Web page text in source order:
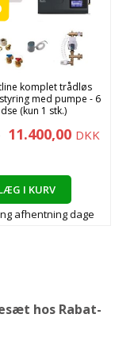
komplet trådløs
med pumpe - 6
(kun 1 stk.)
11.400,00 DKK
I KURV
afhentningdage
hos Rabat-